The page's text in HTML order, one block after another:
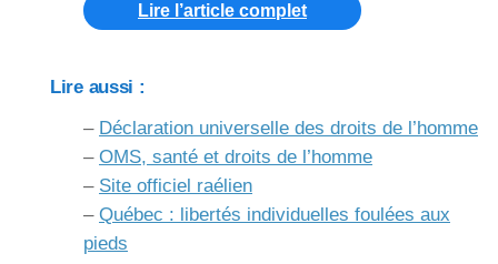
Lire l’article complet
Lire aussi :
– Déclaration universelle des droits de l’homme
– OMS, santé et droits de l’homme
– Site officiel raélien
– Québec : libertés individuelles foulées aux
pieds